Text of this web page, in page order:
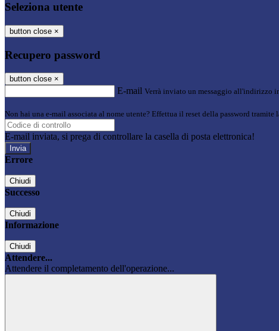
Seleziona utente
button close ×
Recupero password
button close ×
E-mail Verrà inviato un messaggio all'indirizzo
Non hai una e-mail associata al nome utente? Effettua il reset della password tramite
E-mail inviata, si prega di controllare la casella di posta elettronica!
Errore
Chiudi
Successo
Chiudi
Informazione
Chiudi
Attendere...
Attendere il completamento dell'operazione...